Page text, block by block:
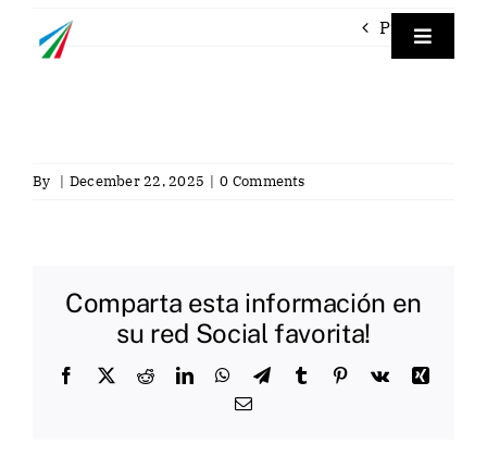
Toggle
Previous
By | December 22, 2025 | 0 Comments
Comparta esta información en
su red Social favorita!
Facebook
X RedditLinkedInWhatsApp
TelegramTumblr Pinterest
Vk
Xing
Email